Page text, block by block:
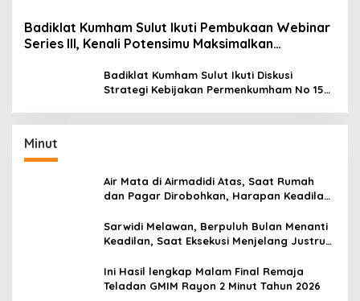
Badiklat Kumham Sulut Ikuti Pembukaan Webinar
Series III, Kenali Potensimu Maksimalkan
Badiklat Kumham Sulut Ikuti Diskusi
Strategi Kebijakan Permenkumham No 15
Minut
Air Mata di Airmadidi Atas, Saat Rumah
dan Pagar Dirobohkan, Harapan Keadilan
Sarwidi Melawan, Berpuluh Bulan Menanti
Keadilan, Saat Eksekusi Menjelang Justru
Ini Hasil lengkap Malam Final Remaja
Teladan GMIM Rayon 2 Minut Tahun 2026